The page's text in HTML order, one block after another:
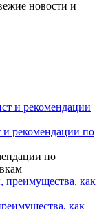
новости и
рекомендации по
по
как